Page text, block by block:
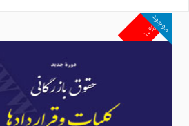
۱۰%
موجود